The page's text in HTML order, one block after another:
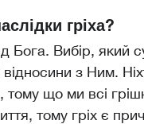
гріха?
Бога. Вибір,
з Ним.
що ми всі
тому гріх є